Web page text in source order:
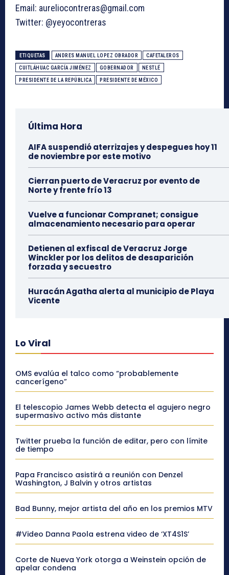
Email: aureliocontreras@gmail.com
Twitter: @yeyocontreras
ETIQUETAS ANDRES MANUEL LOPEZ OBRADOR CAFETALEROS
CUITLÁHUAC GARCÍA JIMÉNEZ GOBERNADOR NESTLÉ
PRESIDENTE DE LA REPÚBLICA PRESIDENTE DE MÉXICO
Última Hora
AIFA suspendió aterrizajes y despegues hoy 11
de noviembre por este motivo
Cierran puerto de Veracruz por evento de
Norte y frente frío 13
Vuelve a funcionar Compranet; consigue
almacenamiento necesario para operar
Detienen al exfiscal de Veracruz Jorge
Winckler por los delitos de desaparición
forzada y secuestro
Huracán Agatha alerta al municipio de Playa
Vicente
Lo Viral
OMS evalúa el talco como “probablemente
cancerígeno”
El telescopio James Webb detecta el agujero negro
supermasivo activo más distante
Twitter prueba la función de editar, pero con límite
de tiempo
Papa Francisco asistirá a reunión con Denzel
Washington, J Balvin y otros artistas
Bad Bunny, mejor artista del año en los premios MTV
#Video Danna Paola estrena video de ‘XT4S1S’
Corte de Nueva York otorga a Weinstein opción de
apelar condena